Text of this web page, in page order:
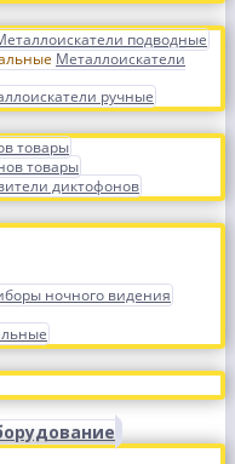
подводные
Металлоискатели
ручные
товары
товары
диктофонов
ночного видения